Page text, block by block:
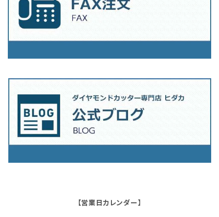
【営業日カレンダー】